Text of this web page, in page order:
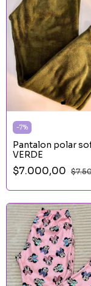
-7%
Pantalon polar
VERDE
$7.000,00